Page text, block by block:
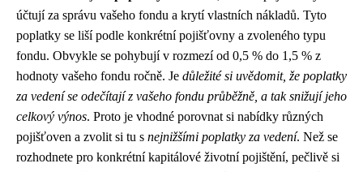
účtují za správu vašeho fondu a krytí vlastních nákladů. Tyto
poplatky se liší podle konkrétní pojišťovny a zvoleného typu
fondu. Obvykle se pohybují v rozmezí od 0,5 % do 1,5 % z
hodnoty vašeho fondu ročně. Je důležité si uvědomit, že poplatky
za vedení se odečítají z vašeho fondu průběžně, a tak snižují jeho
celkový výnos. Proto je vhodné porovnat si nabídky různých
pojišťoven a zvolit si tu s nejnižšími poplatky za vedení. Než se
rozhodnete pro konkrétní kapitálové životní pojištění, pečlivě si